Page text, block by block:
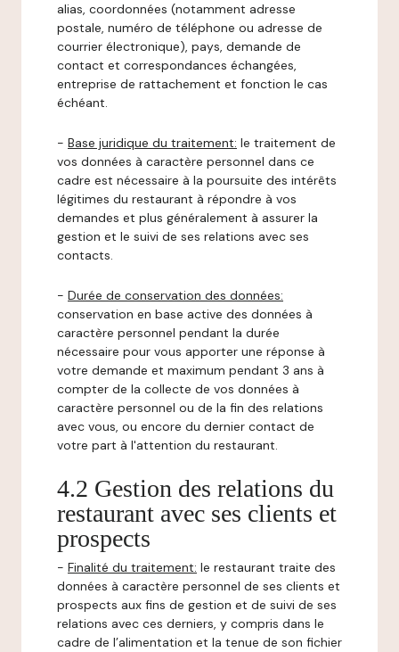
alias, coordonnées (notamment adresse
postale, numéro de téléphone ou adresse de
courrier électronique), pays, demande de
contact et correspondances échangées,
entreprise de rattachement et fonction le cas
échéant.
- Base juridique du traitement: le traitement de
vos données à caractère personnel dans ce
cadre est nécessaire à la poursuite des intérêts
légitimes du restaurant à répondre à vos
demandes et plus généralement à assurer la
gestion et le suivi de ses relations avec ses
contacts.
- Durée de conservation des données:
conservation en base active des données à
caractère personnel pendant la durée
nécessaire pour vous apporter une réponse à
votre demande et maximum pendant 3 ans à
compter de la collecte de vos données à
caractère personnel ou de la fin des relations
avec vous, ou encore du dernier contact de
votre part à l'attention du restaurant.
4.2 Gestion des relations du
restaurant avec ses clients et
prospects
- Finalité du traitement: le restaurant traite des
données à caractère personnel de ses clients et
prospects aux fins de gestion et de suivi de ses
relations avec ces derniers, y compris dans le
cadre de l’alimentation et la tenue de son fichier